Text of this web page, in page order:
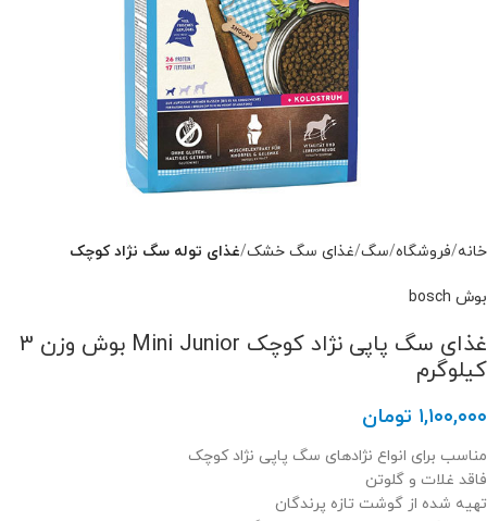
خانه فروشگاه سگ غذای سگ خشک غذای توله سگ نژاد کوچک
بوش bosch
غذای سگ پاپی نژاد کوچک Mini Junior بوش وزن 3
کیلوگرم
۱,۱۰۰,۰۰۰ تومان
مناسب برای انواع نژادهای سگ پاپی نژاد کوچک
فاقد غلات و گلوتن
تهیه شده از گوشت تازه پرندگان